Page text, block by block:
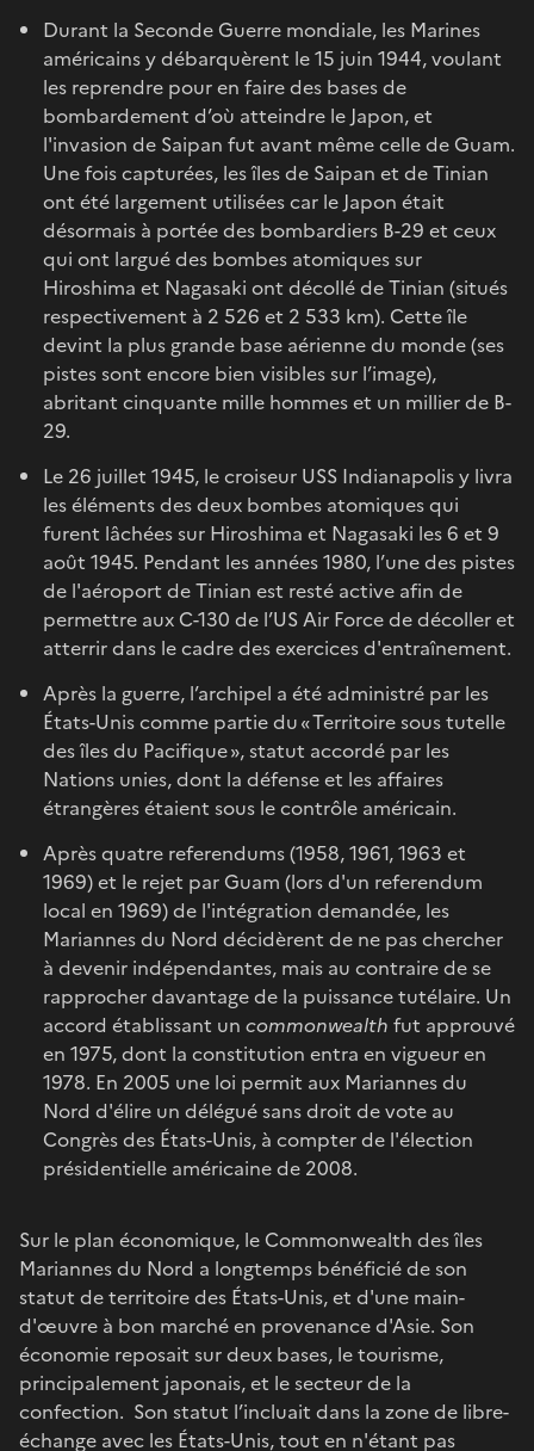
Durant la Seconde Guerre mondiale, les Marines
américains y débarquèrent le 15 juin 1944, voulant
les reprendre pour en faire des bases de
bombardement d’où atteindre le Japon, et
l'invasion de Saipan fut avant même celle de Guam.
Une fois capturées, les îles de Saipan et de Tinian
ont été largement utilisées car le Japon était
désormais à portée des bombardiers B-29 et ceux
qui ont largué des bombes atomiques sur
Hiroshima et Nagasaki ont décollé de Tinian (situés
respectivement à 2 526 et 2 533 km). Cette île
devint la plus grande base aérienne du monde (ses
pistes sont encore bien visibles sur l’image),
abritant cinquante mille hommes et un millier de B-
29.
Le 26 juillet 1945, le croiseur USS Indianapolis y livra
les éléments des deux bombes atomiques qui
furent lâchées sur Hiroshima et Nagasaki les 6 et 9
août 1945. Pendant les années 1980, l’une des pistes
de l'aéroport de Tinian est resté active afin de
permettre aux C-130 de l’US Air Force de décoller et
atterrir dans le cadre des exercices d'entraînement.
Après la guerre, l’archipel a été administré par les
États-Unis comme partie du « Territoire sous tutelle
des îles du Pacifique », statut accordé par les
Nations unies, dont la défense et les affaires
étrangères étaient sous le contrôle américain.
Après quatre referendums (1958, 1961, 1963 et
1969) et le rejet par Guam (lors d'un referendum
local en 1969) de l'intégration demandée, les
Mariannes du Nord décidèrent de ne pas chercher
à devenir indépendantes, mais au contraire de se
rapprocher davantage de la puissance tutélaire. Un
accord établissant un commonwealth fut approuvé
en 1975, dont la constitution entra en vigueur en
1978. En 2005 une loi permit aux Mariannes du
Nord d'élire un délégué sans droit de vote au
Congrès des États-Unis, à compter de l'élection
présidentielle américaine de 2008.
Sur le plan économique, le Commonwealth des îles
Mariannes du Nord a longtemps bénéficié de son
statut de territoire des États-Unis, et d'une main-
d'œuvre à bon marché en provenance d'Asie. Son
économie reposait sur deux bases, le tourisme,
principalement japonais, et le secteur de la
confection. Son statut l’incluait dans la zone de libre-
échange avec les États-Unis, tout en n'étant pas